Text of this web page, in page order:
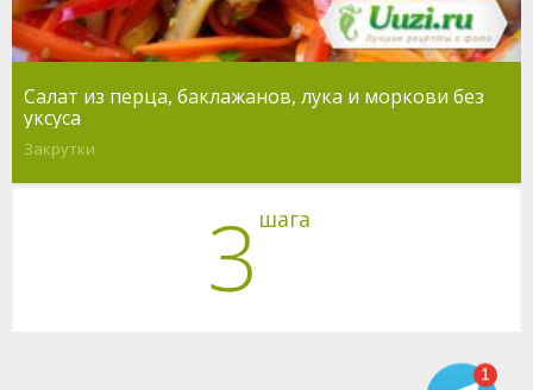
Салат из перца, баклажанов, лука и моркови без
уксуса
Закрутки
3 шага
1